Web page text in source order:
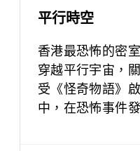
平行時空
香港最恐怖的密
穿越平行宇宙，
受《怪奇物語》
中，在恐怖事件